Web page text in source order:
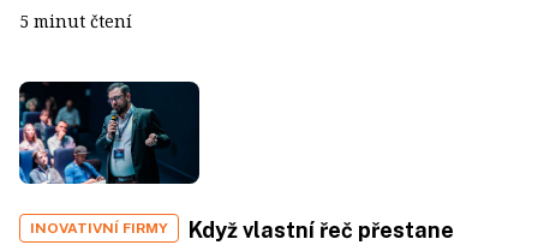
5 minut čtení
INOVATIVNÍ FIRMY
Když vlastní řeč přestane